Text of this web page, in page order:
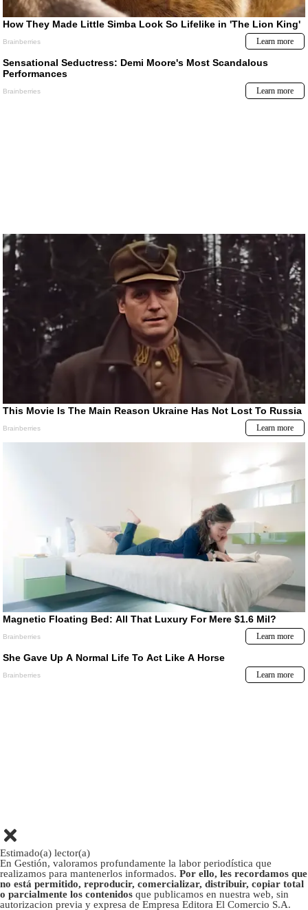
Estimado(a) lector(a)
En Gestión, valoramos profundamente la labor periodística que
realizamos para mantenerlos informados. Por ello, les recordamos que
no está permitido, reproducir, comercializar, distribuir, copiar total
o parcialmente los contenidos que publicamos en nuestra web, sin
autorizacion previa y expresa de Empresa Editora El Comercio S.A.